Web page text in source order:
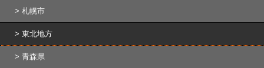
札幌市
東北地方
青森県